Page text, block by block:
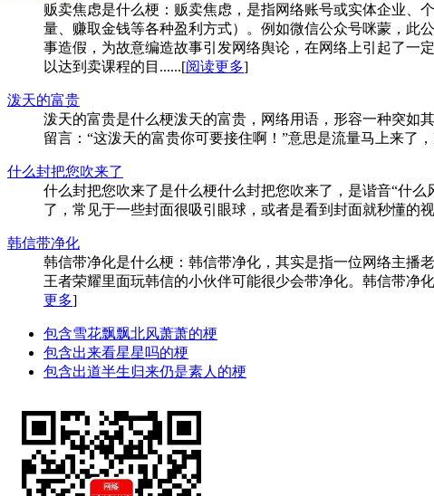
贩卖焦虑是什么梗：贩卖焦虑，是指网络账号或实体企业、
量、赚取金钱等各种盈利方式）。例如微信公众号咪蒙，此
事造假，为故意编造故事引发网络舆论，在网络上引起了一
以达到卖课程的目......[阅读更多]
泼天的富贵
泼天的富贵是什么梗泼天的富贵，网络用语，形容一种突如
留言：“这泼天的富贵你可要接住啊！”意思是流量马上来了
什么封把您吹来了
什么封把您吹来了是什么梗什么封把您吹来了，是谐音“什
了，常见于一些封面很吸引眼球，或者是看到封面就秒懂的
韩信带净化
韩信带净化是什么梗：韩信带净化，其实是指一位网络主播
王者荣耀里面玩韩信的小伙伴可能很少会带净化。韩信带净
更多]
包含雪花飘飘北风萧萧的梗
包含出来看星星吗的梗
包含出道半生归来仍是素人的梗